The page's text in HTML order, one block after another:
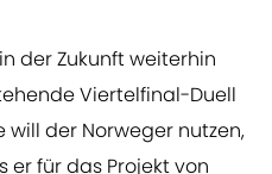
der Zukunft weiterhin
Viertelfinal-Duell
der Norweger nutzen,
er für das Projekt von